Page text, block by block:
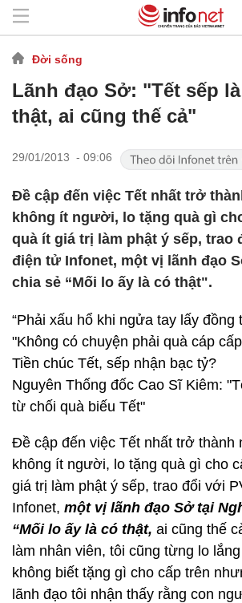
Đời sống
Lãnh đạo Sở: "Tết sếp
thật, ai cũng thế cả"
29/01/2013 - 09:06
Đề cập đến việc Tết nhất trở
không ít người, lo tặng quà gì
quà ít giá trị làm phật ý sếp, trao
điện tử Infonet, một vị lãnh đạo
chia sẻ “Mối lo ấy là có thật".
“Phải xấu hổ khi ngửa tay lấy đồng
"Không có chuyện phải quà cáp
Tiền chúc Tết, sếp nhận bạc tỷ?
Nguyên Thống đốc Cao Sĩ Kiêm:
từ chối quà biếu Tết"
Đề cập đến việc Tết nhất trở thành
không ít người, lo tặng quà gì cho
giá trị làm phật ý sếp, trao đổi với
Infonet, một vị lãnh đạo Sở tại
“Mối lo ấy là có thật, ai cũng thế
làm nhân viên, tôi cũng từng lo
không biết tặng gì cho cấp trên
lãnh đạo tôi nhận thấy rằng con